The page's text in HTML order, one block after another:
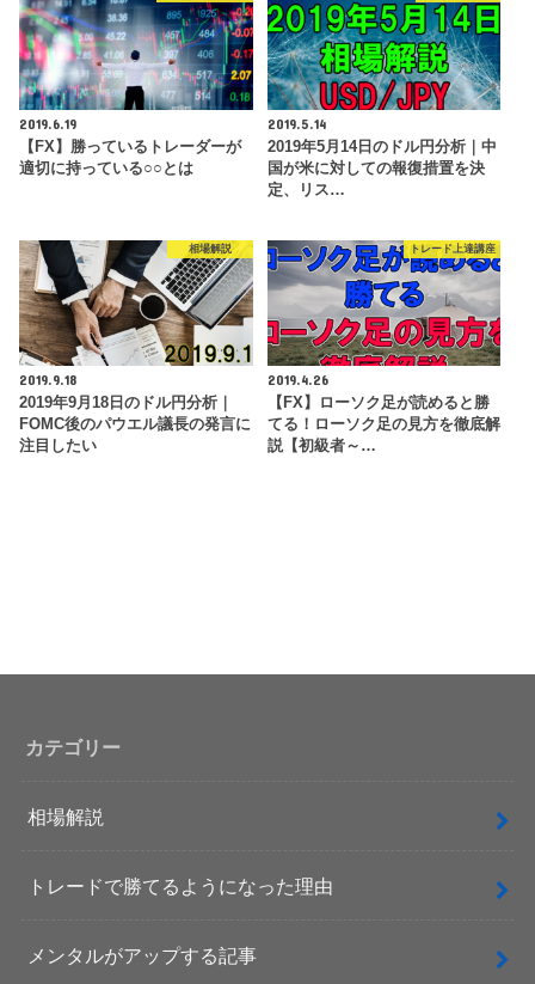
2019.6.19
【FX】勝っているトレーダーが
適切に持っている○○とは
2019.5.14
2019年5月14日のドル円分析｜中
国が米に対しての報復措置を決
定、リス…
相場解説
2019.9.18
2019年9月18日のドル円分析｜
FOMC後のパウエル議長の発言に
注目したい
トレード上達講座
2019.4.26
【FX】ローソク足が読めると勝
てる！ローソク足の見方を徹底解
説【初級者～…
カテゴリー
相場解説
トレードで勝てるようになった理由
メンタルがアップする記事